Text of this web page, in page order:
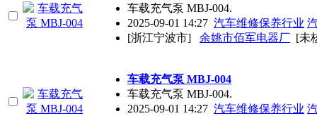
车载充气泵 MBJ-004.
2025-09-01 14:27 汽车维修保养行业
[浙江宁波市]
余姚市佰军电器厂 [未
车载充气泵 MBJ-004
车载充气泵 MBJ-004.
2025-09-01 14:27 汽车维修保养行业